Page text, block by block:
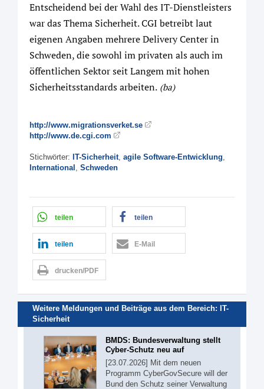
Entscheidend bei der Wahl des IT-Dienstleisters
war das Thema Sicherheit. CGI betreibt laut
eigenen Angaben mehrere Delivery Center in
Schweden, die sowohl im privaten als auch im
öffentlichen Sektor seit Langem mit hohen
Sicherheitsstandards arbeiten. (ba)
http://www.migrationsverket.se
http://www.de.cgi.com
Stichwörter: IT-Sicherheit, agile Software-Entwicklung,
International , Schweden
teilen teilen
teilen E-Mail
drucken/PDF
Weitere Meldungen und Beiträge aus dem Bereich: IT-
Sicherheit
BMDS: Bundesverwaltung stellt
Cyber-Schutz neu auf
[23.07.2026] Mit dem neuen
Programm CyberGovSecure will der
Bund den Schutz seiner Verwaltung